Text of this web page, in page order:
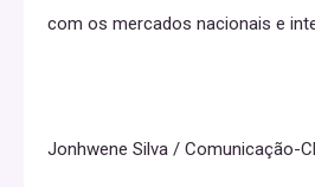
com os mercados nacionais e
Jonhwene Silva / Comunicação-